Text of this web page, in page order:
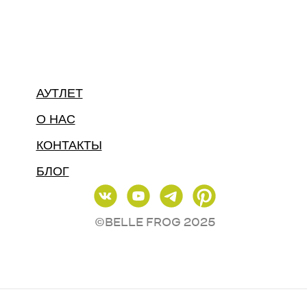
О НАС
КОНТАКТЫ
БЛОГ
©BELLE FROG 2025
АУТЛЕТ